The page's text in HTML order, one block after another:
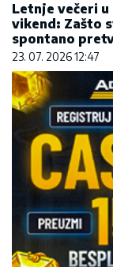
Letnje večeri u
vikend: Zašto
spontano
23. 07. 2026 12:47